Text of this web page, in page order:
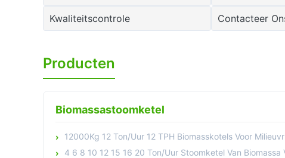
Kwaliteitscontrole Contacteer
Producten
Biomassastoomketel
12000Kg 12 Ton/Uur 12 TPH Biomasskotels Voor
4 6 8 10 12 15 16 20 Ton/Uur Stoomketel Van Biomassa Voor